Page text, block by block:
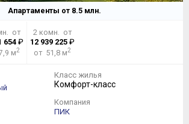
Апартаменты от 8.5млн.
от
654 ₽
м2
2 комн. от
12 939 225₽
от 51,8 м2
Класс жилья
Комфорт-класс
Компания
ПИК